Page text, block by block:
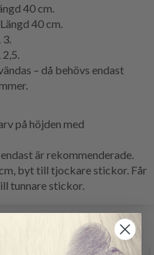
40 cm.
40 cm.
– då behövs endast
på höjden med
är rekommenderade.
byt till tjockare stickor. Får
tunnare stickor.